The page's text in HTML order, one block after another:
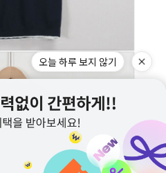
오늘 하루 보지 않기